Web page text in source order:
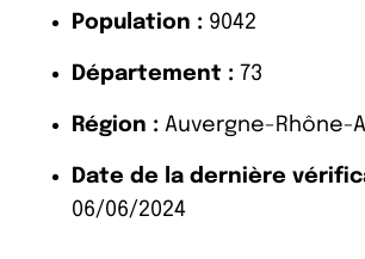
Population : 9042
Département : 73
Région : Auvergne-Rhône-
Date de la dernière
06/06/2024